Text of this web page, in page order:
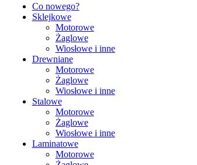
Co nowego?
Sklejkowe
Motorowe
Żaglowe
Wiosłowe i inne
Drewniane
Motorowe
Żaglowe
Wiosłowe i inne
Stalowe
Motorowe
Żaglowe
Wiosłowe i inne
Laminatowe
Motorowe